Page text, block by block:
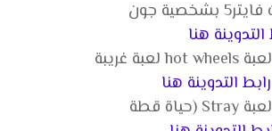
🎮 ستريت فايتر5 بشخصية جون
التدوينة هنا
🎮 تجربة لعبة hot wheels لعبة غريبة
رابط التدوينة هنا
🎮 تجربة لعبة Stray (حياة قطة